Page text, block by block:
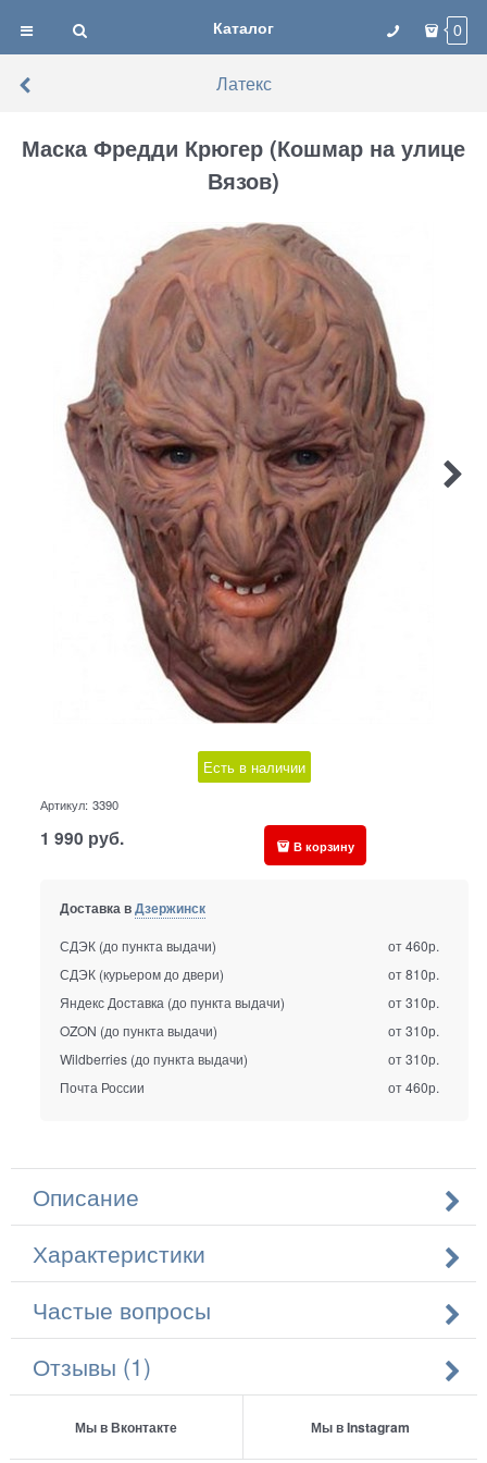
Каталог 0
Латекс
Маска Фредди Крюгер (Кошмар на улице
Вязов)
Есть в наличии
Артикул: 3390
1 990 руб. В корзину
Доставка вДзержинск
СДЭК (до пункта выдачи)
от 460р.
СДЭК (курьером до двери)
от 810р.
Яндекс Доставка (до пункта выдачи)
от 310р.
OZON (до пункта выдачи)
от 310р.
Wildberries (до пункта выдачи)
от 310р.
Почта России
от 460р.
Описание
Характеристики
Частые вопросы
Отзывы (1)
Мы в Вконтакте Мы в Instagram